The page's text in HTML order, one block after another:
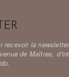
recevoir la
de Maîtres,